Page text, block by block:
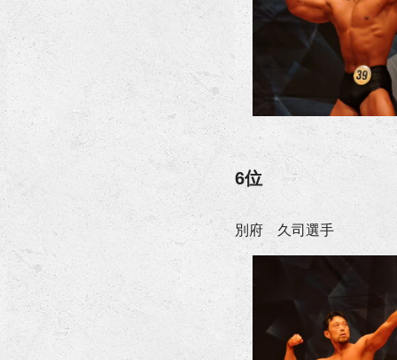
6位
別府 久司選手